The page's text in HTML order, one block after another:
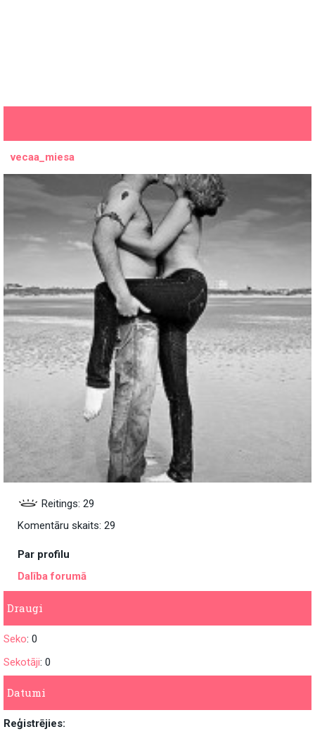
vecaa_miesa
Reitings: 29
Komentāru skaits: 29
Par profilu
Dalība forumā
Draugi
Seko: 0
Sekotāji: 0
Datumi
Reģistrējies: